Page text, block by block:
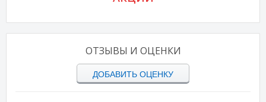
ОТЗЫВЫ И ОЦЕНКИ
ДОБАВИТЬ ОЦЕНКУ